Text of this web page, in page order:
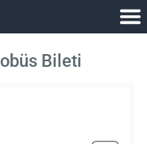
Bileti